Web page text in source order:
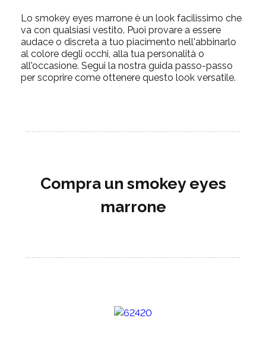
Lo smokey eyes marrone è un look facilissimo che
va con qualsiasi vestito. Puoi provare a essere
audace o discreta a tuo piacimento nell'abbinarlo
al colore degli occhi, alla tua personalità o
all'occasione. Segui la nostra guida passo-passo
per scoprire come ottenere questo look versatile.
Compra un smokey eyes
marrone